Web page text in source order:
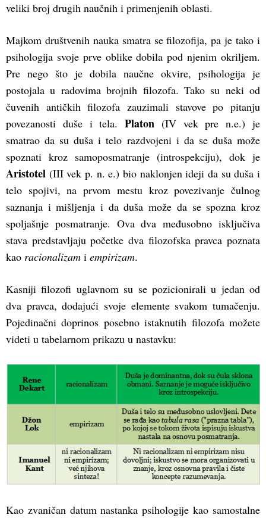
veliki broj drugih naučnih i primenjenih oblasti.
Majkom društvenih nauka smatra se filozofija, pa je tako i
psihologija svoje prve oblike dobila pod njenim okriljem.
Pre nego što je dobila naučne okvire, psihologija je
postojala u radovima brojnih filozofa. Tako su neki od
čuvenih antičkih filozofa zauzimali stavove po pitanju
povezanosti duše i tela.Platon (IV vek pre n.e.) je
smatrao da su duša i telo razdvojeni i da se duša može
spoznati kroz samoposmatranje (introspekciju), dok je
Aristotel (III vek p. n. e.) bio naklonjen ideji da su duša i
telo spojivi, na prvom mestu kroz povezivanje čulnog
saznanja i mišljenja i da duša može da se spozna kroz
spoljašnje posmatranje. Ova dva međusobno isključiva
stava predstavljaju početke dva filozofska pravca poznata
kao racionalizam i empirizam.
Kasniji filozofi uglavnom su se pozicionirali u jedan od
dva pravca, dodajući svoje elemente svakom tumačenju.
Pojedinačni doprinos posebno istaknutih filozofa možete
videti u tabelarnom prikazu u nastavku:
Kao zvaničan datum nastanka psihologije kao samostalne